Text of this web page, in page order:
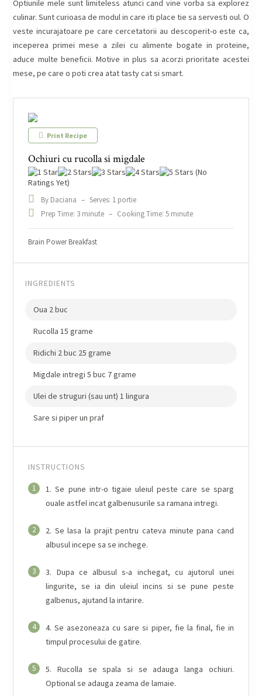
Optiunile mele sunt limiteless atunci cand vine vorba sa explorez
culinar. Sunt curioasa de modul in care iti place tie sa servesti oul. O
veste incurajatoare pe care cercetatorii au descoperit-o este ca,
inceperea primei mese a zilei cu alimente bogate in proteine,
aduce multe beneficii. Motive in plus sa acorzi prioritate acestei
mese, pe care o poti crea atat tasty cat si smart.
Print Recipe
Ochiuri cu rucolla si migdale
(No
Ratings Yet)
By Daciana – Serves: 1 portie
Prep Time: 3 minute – Cooking Time: 5 minute
Brain Power Breakfast
INGREDIENTS
Oua 2 buc
Rucolla 15 grame
Ridichi 2 buc 25 grame
Migdale intregi 5 buc 7 grame
Ulei de struguri (sau unt) 1 lingura
Sare si piper un praf
INSTRUCTIONS
1
1. Se pune intr-o tigaie uleiul peste care se sparg
ouale astfel incat galbenusurile sa ramana intregi.
2
2. Se lasa la prajit pentru cateva minute pana cand
albusul incepe sa se inchege.
3
3. Dupa ce albusul s-a inchegat, cu ajutorul unei
lingurite, se ia din uleiul incins si se pune peste
galbenus, ajutand la intarire.
4
4. Se asezoneaza cu sare si piper, fie la final, fie in
timpul procesului de gatire.
5
5. Rucolla se spala si se adauga langa ochiuri.
Optional se adauga zeama de lamaie.